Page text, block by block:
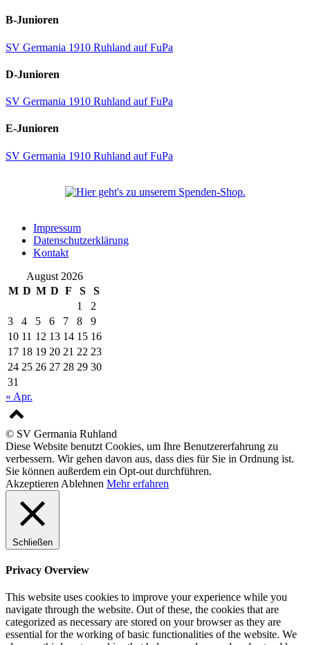
B-Junioren
SV Germania 1910 Ruhland auf FuPa
D-Junioren
SV Germania 1910 Ruhland auf FuPa
E-Junioren
SV Germania 1910 Ruhland auf FuPa
Impressum
Datenschutzerklärung
Kontakt
August 2026
M D M D F S
S
1
2
3
4 5 6 7 8
9
10 11 12 13 14 15 16
17 18 19 20 21 22 23
24 25 26 27 28 29 30
31
« Apr.
© SV Germania Ruhland
Diese Website benutzt Cookies, um Ihre Benutzererfahrung zu
verbessern. Wir gehen davon aus, dass dies für Sie in Ordnung ist.
Sie können außerdem ein Opt-out durchführen.
Akzeptieren Ablehnen Mehr erfahren
Schließen
Privacy Overview
This website uses cookies to improve your experience while you
navigate through the website. Out of these, the cookies that are
categorized as necessary are stored on your browser as they are
essential for the working of basic functionalities of the website. We